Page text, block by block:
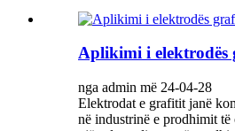
Aplikimi i elektrodës
nga admin më 24-04-28
Elektrodat e grafitit janë
në industrinë e prodhimit